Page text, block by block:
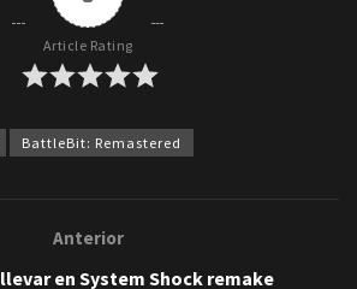
Article Rating
BattleBit: Remastered
Anterior
en System Shock remake